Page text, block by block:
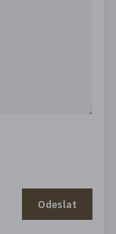
Odeslat